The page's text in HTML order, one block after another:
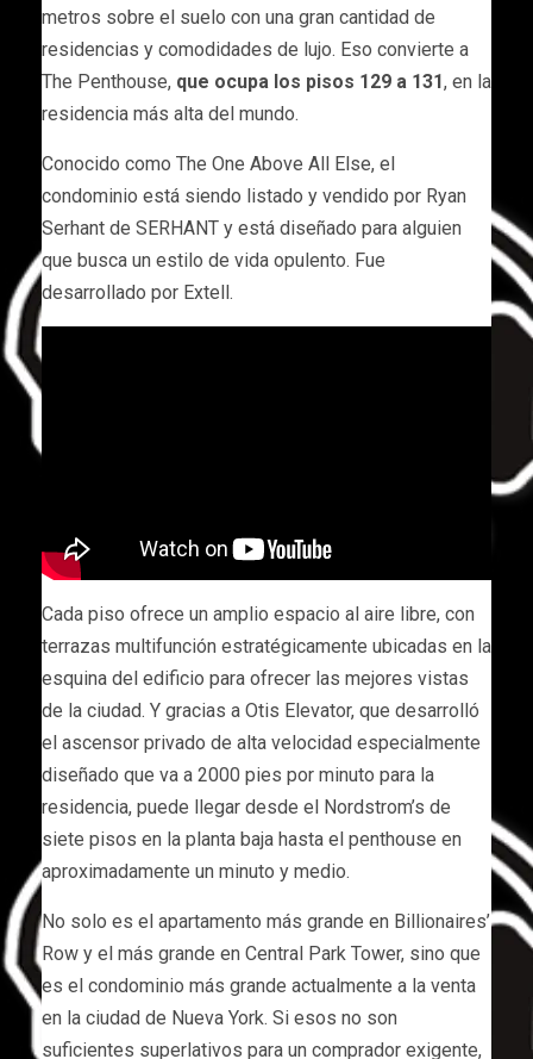
metros sobre el suelo con una gran cantidad de
residencias y comodidades de lujo. Eso convierte a
The Penthouse, que ocupa los pisos 129 a 131, en la
residencia más alta del mundo.
Conocido como The One Above All Else, el
condominio está siendo listado y vendido por Ryan
Serhant de SERHANT y está diseñado para alguien
que busca un estilo de vida opulento. Fue
desarrollado por Extell.
Cada piso ofrece un amplio espacio al aire libre, con
terrazas multifunción estratégicamente ubicadas en la
esquina del edificio para ofrecer las mejores vistas
de la ciudad. Y gracias a Otis Elevator, que desarrolló
el ascensor privado de alta velocidad especialmente
diseñado que va a 2000 pies por minuto para la
residencia, puede llegar desde el Nordstrom’s de
siete pisos en la planta baja hasta el penthouse en
aproximadamente un minuto y medio.
No solo es el apartamento más grande en Billionaires’
Row y el más grande en Central Park Tower, sino que
es el condominio más grande actualmente a la venta
en la ciudad de Nueva York. Si esos no son
suficientes superlativos para un comprador exigente,